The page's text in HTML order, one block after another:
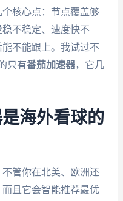
核心点：节点覆盖够
不稳定、速度快不
不能跟上。我试过不
只有番茄加速器，它几
海外看球的
管你在北美、欧洲还
且它会智能推荐最优